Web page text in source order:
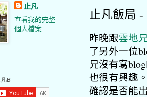
止凡飯局 -
昨晚跟雲地
了另外一位
兄沒有寫
也很有興趣
確認是否能
止凡
查看我的完整
個人檔案